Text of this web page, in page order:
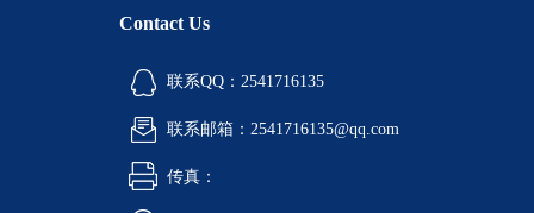
Contact Us
联系QQ：2541716135
联系邮箱：2541716135@qq.com
传真：